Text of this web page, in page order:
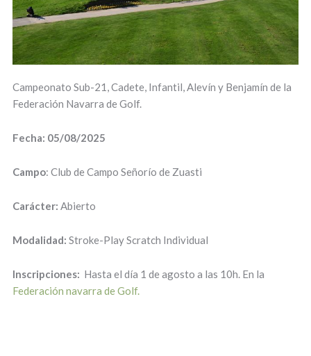
Campeonato Sub-21, Cadete, Infantil, Alevín y Benjamín de la
Federación Navarra de Golf.
Fecha: 05/08/2025
Campo: Club de Campo Señorío de Zuasti
Carácter: Abierto
Modalidad: Stroke-Play Scratch Individual
Inscripciones: Hasta el día 1 de agosto a las 10h. En la
Federación navarra de Golf.